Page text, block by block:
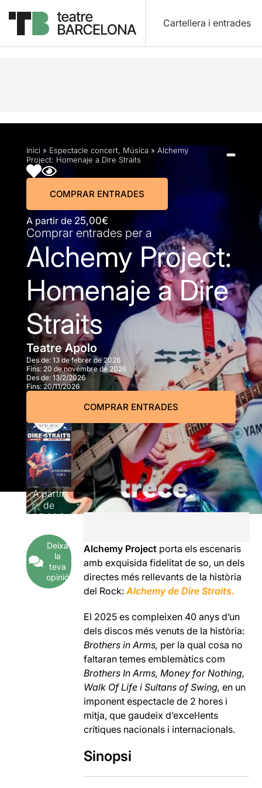
Cartellera i entrades
Descripció Horaris Fitxa artística Fotos i
Inici » Espectacle concert, Música » Alchemy
Project: Homenaje a Dire Straits
A partir de 25,00€
COMPRAR ENTRADES
Comprar entrades per a
Alchemy Project:
Homenaje a Dire
Straits
Teatre Apolo
Des de: 13 de febrer de 2026
Fins: 20 de novembre de 2026
Des de: 13/2/2026
Fins: 20/11/2026
COMPRAR ENTRADES
A partir
de
25,00€
Deixa
la
teva
opinió
Alchemy Project porta els escenaris
amb exquisida fidelitat de so, un dels
directes més rellevants de la història
del Rock:Alchemy de Dire Straits.
El 2025 es compleixen 40 anys d’un
dels discos més venuts de la història:
Brothers in Arms, per la qual cosa no
faltaran temes emblemàtics com
Brothers In Arms, Money for Nothing,
Walk Of Life i Sultans of Swing, en un
imponent espectacle de 2 hores i
mitja, que gaudeix d’excel·lents
crítiques nacionals i internacionals.
Sinopsi